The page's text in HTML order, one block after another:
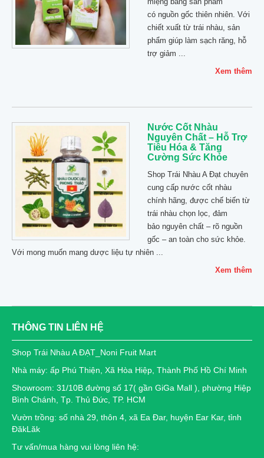
có nguồn gốc thiên nhiên. Với
chiết xuất từ trái nhàu, sản
phẩm giúp làm sạch răng, hỗ
trợ giảm ...
Xem thêm
Nước Cốt Nhàu
Nguyên Chất – Hỗ Trợ
Tiêu Hóa & Tăng
Cường Sức Khỏe
Shop Trái Nhàu A Đạt chuyên
cung cấp nước cốt nhàu
chính hãng, được chế biến từ
trái nhàu chọn lọc, đảm
bảo nguyên chất – rõ nguồn
gốc – an toàn cho sức khỏe.
Với mong muốn mang dược liệu tự nhiên ...
Xem thêm
THÔNG TIN LIÊN HỆ
Shop Trái Nhàu A ĐẠT_Noni Fruit Mart
Nhà máy: ấp Phú Thiện, Xã Hòa Hiệp, Thành Phố Hồ Chí Minh
Showroom: 31/10B đường số 17( gần GiGa Mall ), phường Hiệp
Bình Chánh, Tp. Thủ Đức, TP. HCM
Vườn trồng: số nhà 29, thôn 4, xã Ea Đar, huyện Ear Kar, tỉnh
ĐăkLăk
Tư vấn/mua hàng vui lòng liên hệ: